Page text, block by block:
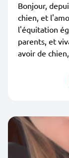
Bonjour,
chien, et
l'équitation
parents, et
avoir de